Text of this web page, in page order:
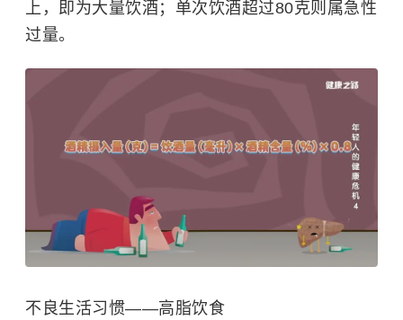
上，即为大量饮酒；单次饮酒超过80克则属急性
过量。
不良生活习惯——高脂饮食